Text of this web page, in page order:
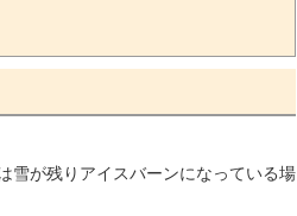
雪が残りアイスバーンになっている場